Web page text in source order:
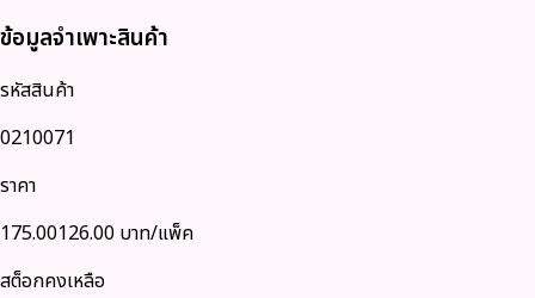
ข้อมูลจำเพาะสินค้า
รหัสสินค้า
0210071
ราคา
175.00126.00 บาท/แพ็ค
สต็อกคงเหลือ